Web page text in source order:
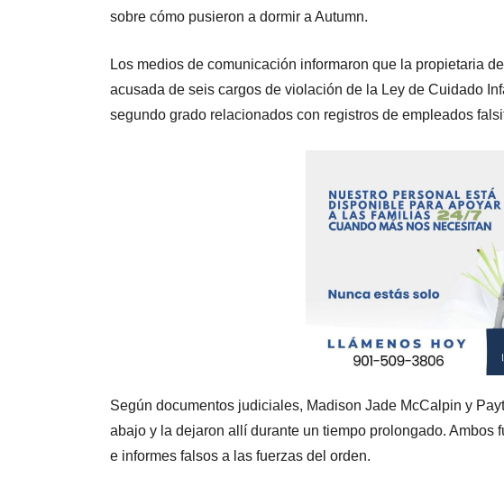
sobre cómo pusieron a dormir a Autumn.
Los medios de comunicación informaron que la propietaria
acusada de seis cargos de violación de la Ley de Cuidado
segundo grado relacionados con registros de empleados
Según documentos judiciales, Madison Jade McCalpin y
abajo y la dejaron allí durante un tiempo prolongado. Ambos
e informes falsos a las fuerzas del orden.